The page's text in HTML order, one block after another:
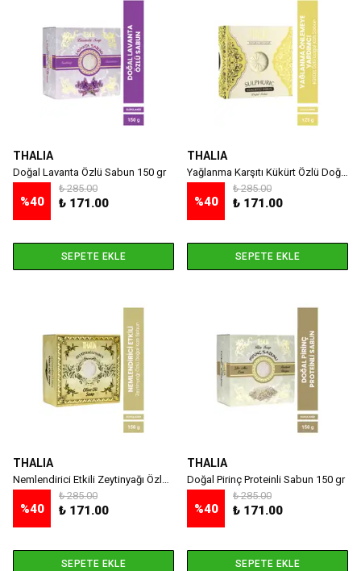
THALIA
Doğal Lavanta Özlü Sabun 150 gr
%40
₺ 285.00
₺ 171.00
SEPETE EKLE
THALIA
Yağlanma Karşıtı Kükürt Özlü Doğal Katı Sabun 125 gr
%40
₺ 285.00
₺ 171.00
SEPETE EKLE
THALIA
Nemlendirici Etkili Zeytinyağı Özlü Doğal Sabun 150 G
%40
₺ 285.00
₺ 171.00
SEPETE EKLE
THALIA
Doğal Pirinç Proteinli Sabun 150 gr
%40
₺ 285.00
₺ 171.00
SEPETE EKLE